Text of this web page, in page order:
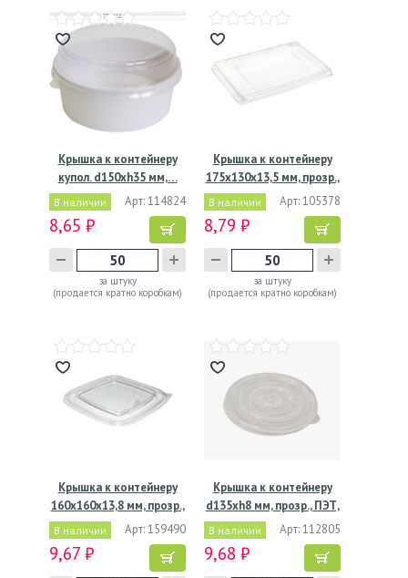
Крышка к контейнеру
купол. d150хh35 мм,…
В наличии Арт: 114824
8,65 ₽
за штуку
(продается кратно коробкам)
Крышка к контейнеру
175х130х13,5 мм, прозр.,
В наличии Арт: 105378
8,79 ₽
за штуку
(продается кратно коробкам)
Крышка к контейнеру
160х160х13,8 мм, прозр.,
В наличии Арт: 159490
9,67 ₽
Крышка к контейнеру
d135хh8 мм, прозр., ПЭТ,
В наличии Арт: 112805
9,68 ₽